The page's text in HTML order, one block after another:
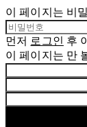
이 페이지는 비
먼저 로그인 후
이 페이지는 만